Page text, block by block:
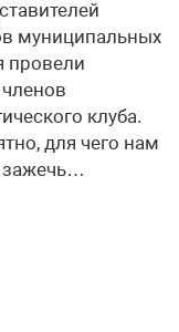
муниципальных
провели
клуба.
для чего нам
зажечь…